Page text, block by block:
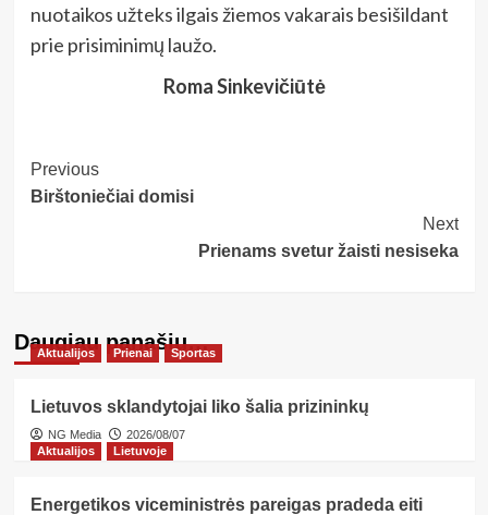
nuotaikos užteks ilgais žiemos vakarais besišildant
prie prisiminimų laužo.
Roma Sinkevičiūtė
Post
Navigation
Previous
Birštoniečiai domisi
Next
Prienams svetur žaisti nesiseka
Daugiau panašių…
Aktualijos Prienai Sportas
Lietuvos sklandytojai liko šalia prizininkų
NG Media
2026/08/07
Aktualijos
Lietuvoje
Energetikos viceministrės pareigas pradeda eiti